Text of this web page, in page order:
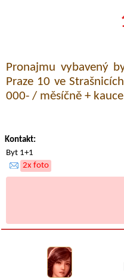
Pronajmu vybavený
Praze 10 ve
000- / měsíčně +
Kontakt:
Byt 1+1
2x foto